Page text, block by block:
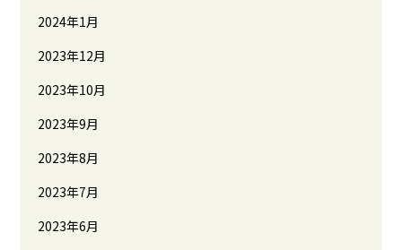
2024年1月
2023年12月
2023年10月
2023年9月
2023年8月
2023年7月
2023年6月